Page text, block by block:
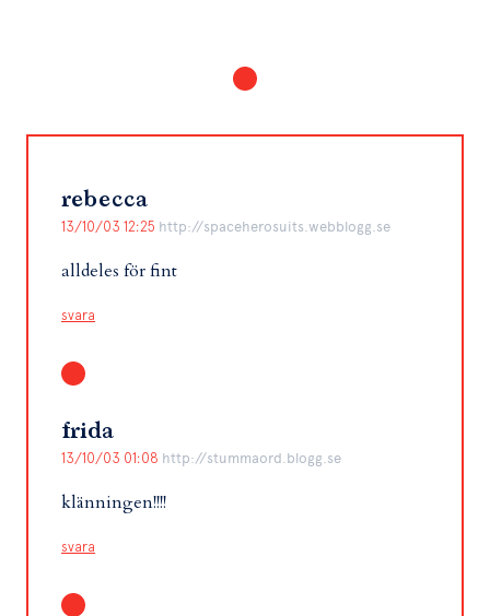
rebecca
13/10/03 12:25 http://spaceherosuits.webblogg.se
alldeles för fint
svara
frida
13/10/03 01:08 http://stummaord.blogg.se
klänningen!!!!
svara